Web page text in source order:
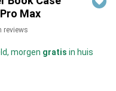
Max
reviews
morgen gratis in huis